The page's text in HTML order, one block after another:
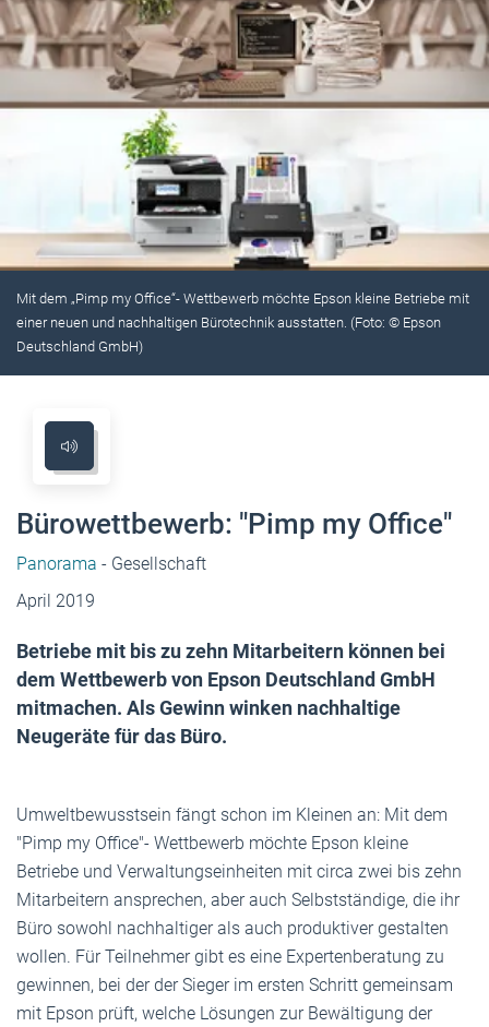
Mit dem „Pimp my Office“- Wettbewerb möchte Epson kleine Betriebe mit
einer neuen und nachhaltigen Bürotechnik ausstatten. (Foto: © Epson
Deutschland GmbH)
Bürowettbewerb: "Pimp my Office"
Panorama - Gesellschaft
April 2019
Betriebe mit bis zu zehn Mitarbeitern können bei
dem Wettbewerb von Epson Deutschland GmbH
mitmachen. Als Gewinn winken nachhaltige
Neugeräte für das Büro.
Umweltbewusstsein fängt schon im Kleinen an: Mit dem
"Pimp my Office"- Wettbewerb möchte Epson kleine
Betriebe und Verwaltungseinheiten mit circa zwei bis zehn
Mitarbeitern ansprechen, aber auch Selbstständige, die ihr
Büro sowohl nachhaltiger als auch produktiver gestalten
wollen. Für Teilnehmer gibt es eine Expertenberatung zu
gewinnen, bei der der Sieger im ersten Schritt gemeinsam
mit Epson prüft, welche Lösungen zur Bewältigung der